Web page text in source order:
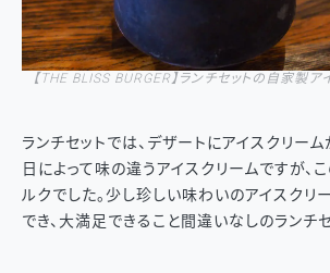
【THE BLISS BURGER】 ランチセットの自家製ア
ランチセットでは、デザートにアイスクリーム
日によって味の違うアイスクリームですが、
ルクでした。少し珍しい味わいのアイスクリ
でき、大満足できること間違いなしのランチセ